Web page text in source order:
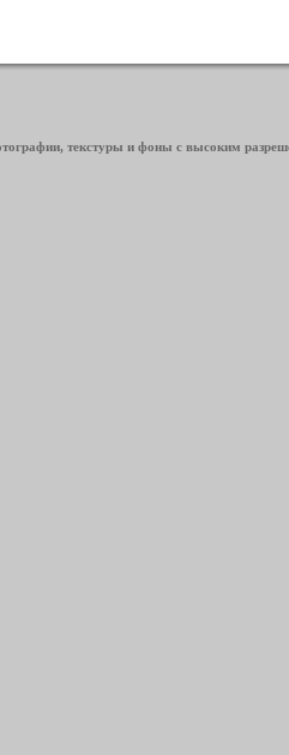
текстуры и фоны с высоким